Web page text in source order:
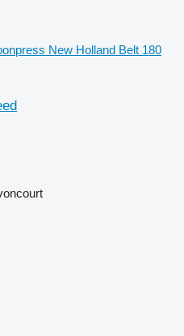
New Holland Belt 180